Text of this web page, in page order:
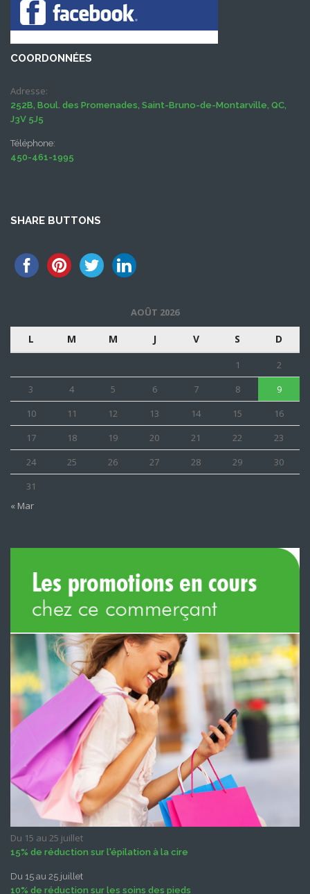
COORDONNÉES
Adresse:
252B, Boul. des Promenades, Saint-Bruno-de-Montarville, QC,
J3V 5J5
Téléphone:
450-461-1995
SHARE BUTTONS
AOÛT 2026
L M M J V S D
1
2
3
4 5 6 7 8
9
10
11 12 13 14 15
16
17
18 19 20 21 22
23
24
25 26 27 28 29
30
31
« Mar
Du 15 au 25 juillet
15% de réduction sur l'épilation à la cire
Du 15 au 25 juillet
10% de réduction sur les soins des pieds